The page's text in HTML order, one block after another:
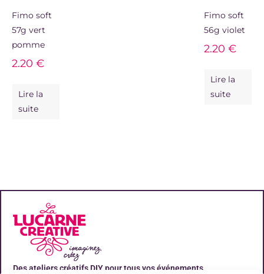
Fimo soft
57g vert
pomme
2.20 €
Lire la
suite
Fimo soft
56g violet
2.20€
Lire la
suite
Des ateliers créatifs DIY pour tous vos événements